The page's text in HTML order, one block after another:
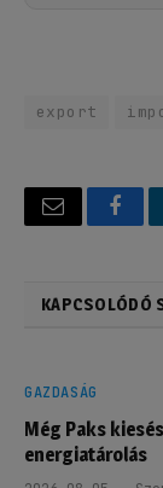
export
Email
KAPCSOLÓDÓ
GAZDASÁG
Még Paks
energiatárolás